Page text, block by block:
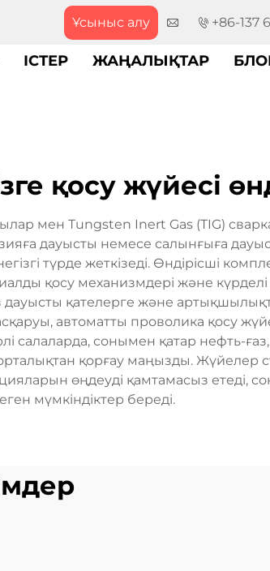
Ұсыныс алу +86-137
ІСТЕР ЖАҢАЛЫҚТАР
қосу жүйесі
мен Tungsten Inert Gas (TIG)
дауысты немесе салынғыға
түрде жеткізеді. Өндірісші
қосу механизмдері және
дауысты қателерге және
автоматты проволика қосу
салаларда, сонымен қатар нефть-
қорғау маңызды. Жүйелер
өңдеуді қамтамасыз етеді,
мүмкіндіктер береді.